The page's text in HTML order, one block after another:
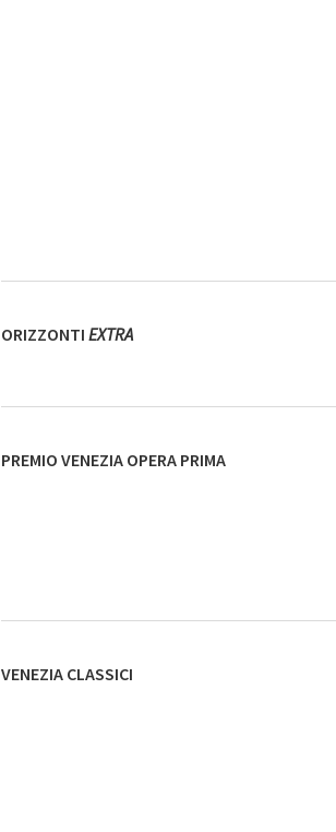
ORIZZONTI EXTRA
PREMIO VENEZIA OPERA PRIMA
VENEZIA CLASSICI